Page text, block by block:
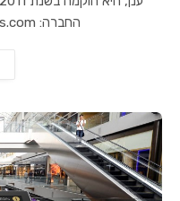
החברה: https://altiasystems.com